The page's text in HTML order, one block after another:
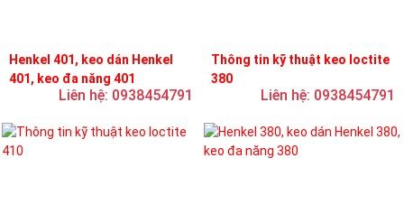
Henkel 401, keo dán Henkel
401, keo đa năng 401
Liên hệ: 0938454791
Thông tin kỹ thuật keo loctite
380
Liên hệ: 0938454791